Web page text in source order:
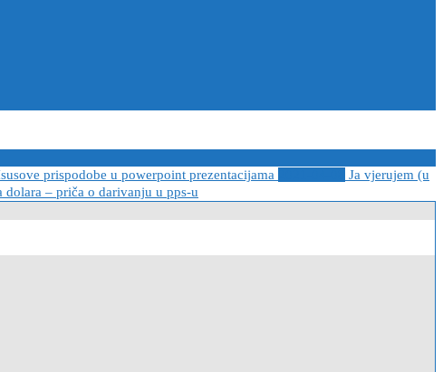
prispodobe u powerpoint prezentacijama
Ja vjerujem (u
dolara – priča o darivanju u pps-u